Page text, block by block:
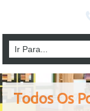
Todos Os